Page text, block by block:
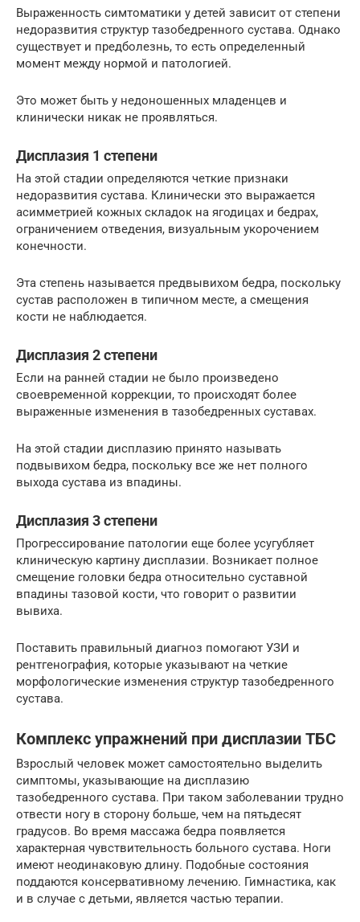
Выраженность симтоматики у детей зависит от степени
недоразвития структур тазобедренного сустава. Однако
существует и предболезнь, то есть определенный
момент между нормой и патологией.
Это может быть у недоношенных младенцев и
клинически никак не проявляться.
Дисплазия 1 степени
На этой стадии определяются четкие признаки
недоразвития сустава. Клинически это выражается
асимметрией кожных складок на ягодицах и бедрах,
ограничением отведения, визуальным укорочением
конечности.
Эта степень называется предвывихом бедра, поскольку
сустав расположен в типичном месте, а смещения
кости не наблюдается.
Дисплазия 2 степени
Если на ранней стадии не было произведено
своевременной коррекции, то происходят более
выраженные изменения в тазобедренных суставах.
На этой стадии дисплазию принято называть
подвывихом бедра, поскольку все же нет полного
выхода сустава из впадины.
Дисплазия 3 степени
Прогрессирование патологии еще более усугубляет
клиническую картину дисплазии. Возникает полное
смещение головки бедра относительно суставной
впадины тазовой кости, что говорит о развитии
вывиха.
Поставить правильный диагноз помогают УЗИ и
рентгенография, которые указывают на четкие
морфологические изменения структур тазобедренного
сустава.
Комплекс упражнений при дисплазии ТБС
Взрослый человек может самостоятельно выделить
симптомы, указывающие на дисплазию
тазобедренного сустава. При таком заболевании трудно
отвести ногу в сторону больше, чем на пятьдесят
градусов. Во время массажа бедра появляется
характерная чувствительность больного сустава. Ноги
имеют неодинаковую длину. Подобные состояния
поддаются консервативному лечению. Гимнастика, как
и в случае с детьми, является частью терапии.